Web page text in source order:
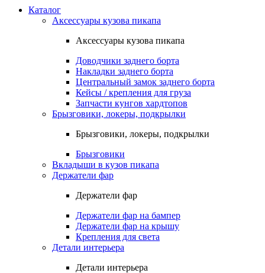
Каталог
Аксессуары кузова пикапа
Аксессуары кузова пикапа
Доводчики заднего борта
Накладки заднего борта
Центральный замок заднего борта
Кейсы / крепления для груза
Запчасти кунгов хардтопов
Брызговики, локеры, подкрылки
Брызговики, локеры, подкрылки
Брызговики
Вкладыши в кузов пикапа
Держатели фар
Держатели фар
Держатели фар на бампер
Держатели фар на крышу
Крепления для света
Детали интерьера
Детали интерьера